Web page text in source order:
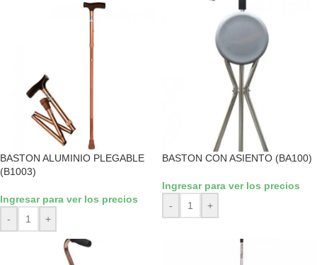
BASTON ALUMINIO PLEGABLE
(B1003)
Ingresar para ver los precios
-
+
BASTON CON ASIENTO (BA100)
Ingresar para ver los precios
-
+